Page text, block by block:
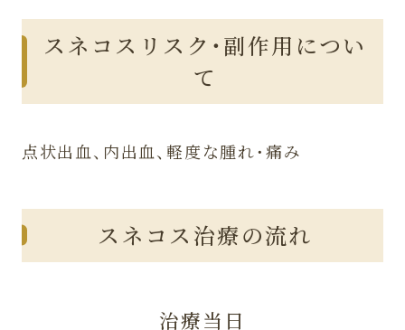
スネコス リスク・副作用につい
て
点状出血、内出血、軽度な腫れ・痛み
スネコス 治療の流れ
治療当日